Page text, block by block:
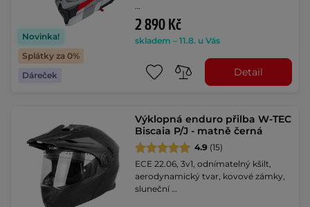
Novinka!
Splátky za 0%
Dáreček
…
2 890 Kč
skladem – 11.8. u Vás
Detail
Výklopná enduro přilba W-TEC
Biscaia P/J - matně černá
4.9 (15)
ECE 22.06, 3v1, odnímatelný kšilt,
aerodynamický tvar, kovové zámky,
sluneční …